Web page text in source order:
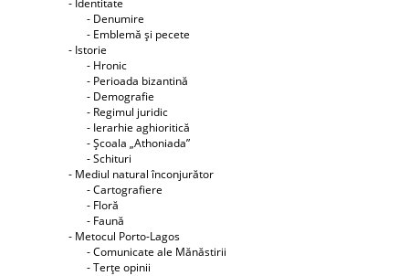
- Identitate
- Denumire
- Emblemă şi pecete
- Istorie
- Hronic
- Perioada bizantină
- Demografie
- Regimul juridic
- Ierarhie aghioritică
- Şcoala „Athoniada”
- Schituri
- Mediul natural înconjurător
- Cartografiere
- Floră
- Faună
- Metocul Porto-Lagos
- Comunicate ale Mănăstirii
- Terţe opinii